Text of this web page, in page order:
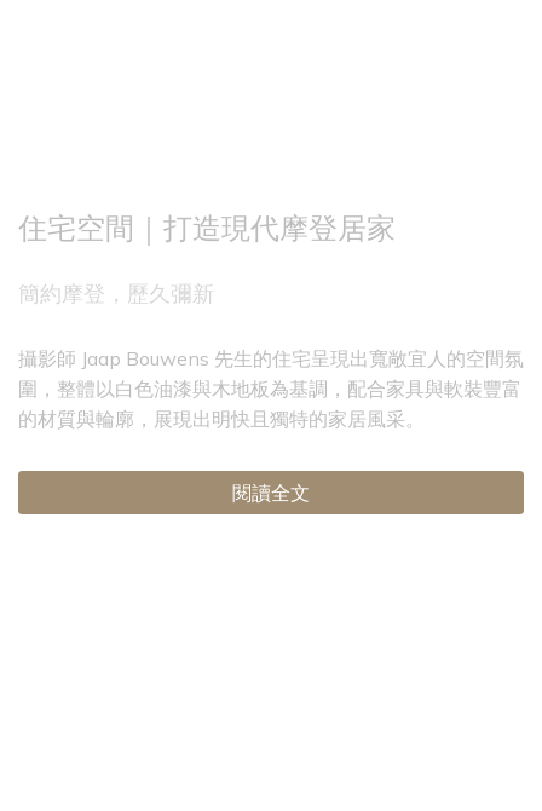
住宅空間｜打造現代摩登居家
簡約摩登，歷久彌新
攝影師 Jaap Bouwens 先生的住宅呈現出寬敞宜人的空間氛
圍，整體以白色油漆與木地板為基調，配合家具與軟裝豐富
的材質與輪廓，展現出明快且獨特的家居風采。
閱讀全文